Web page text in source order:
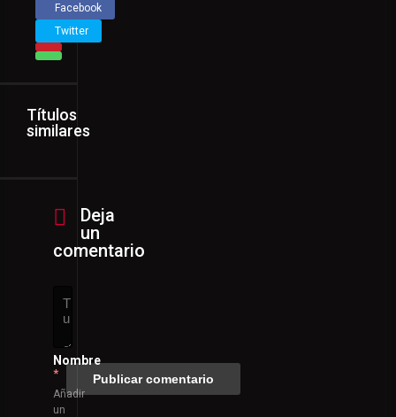
Facebook
Twitter
Títulos
similares
Deja
un
comentario
Nombre
*
Añadir
un